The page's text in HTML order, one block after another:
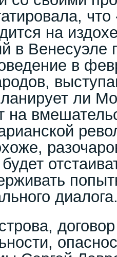
на
в Венесуэле
в
ли
на